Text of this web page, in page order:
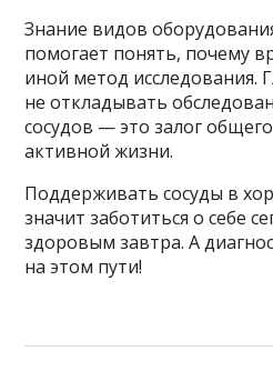
Знание видов
помогает понять, почему
иной метод исследования.
не откладывать
сосудов — это залог
активной жизни.
Поддерживать сосуды в
значит заботиться о себе
здоровым завтра. А
на этом пути!